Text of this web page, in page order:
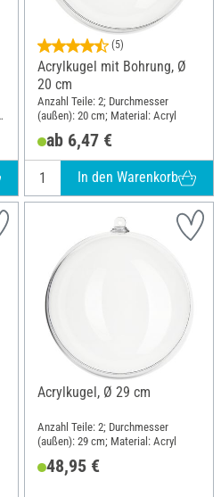
(5)
Acrylkugel mit Bohrung, Ø
20 cm
Anzahl Teile: 2; Durchmesser
(außen): 20 cm; Material: Acryl
ab 6,47 €
In den Warenkorb
Acrylkugel, Ø 29 cm
Anzahl Teile: 2; Durchmesser
(außen): 29 cm; Material: Acryl
48,95 €